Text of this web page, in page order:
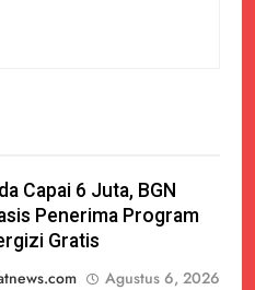
Capai 6 Juta, BGN
Penerima Program
Gratis
Agustus 6, 2026